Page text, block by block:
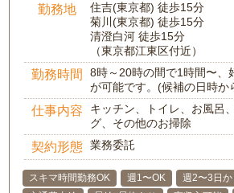
勤務地
住吉(東京都) 徒歩15分
菊川(東京都) 徒歩15分
清澄白河 徒歩15分
（東京都江東区付近）
勤務時間
8時～20時の間で1時間〜、
が可能です。(候補の日時か
仕事内容
キッチン、トイレ、お風呂
グ、その他のお掃除
契約形態 業務委託
スキマ時間勤務OK 週1〜OK 週2〜3日